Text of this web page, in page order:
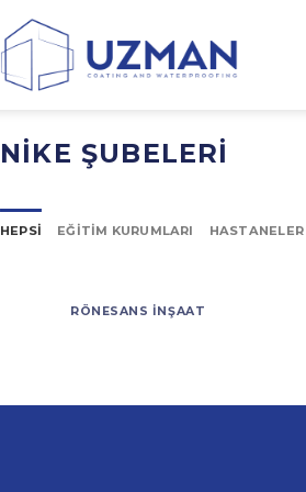
NIKE ŞUBELERI
HEPSI EĞITIM KURUMLARI HASTANELER
RÖNESANS İNŞAAT